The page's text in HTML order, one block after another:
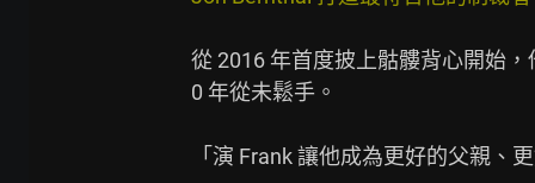
從 2016 年首度披上骷髏背心開始
0 年從未鬆手。
「演 Frank 讓他成為更好的父親、